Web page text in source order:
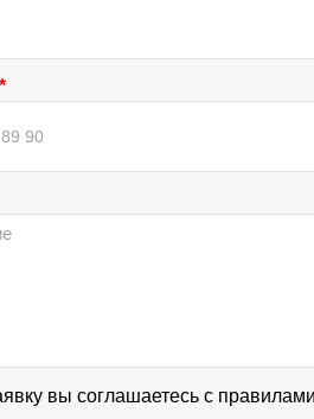
вы соглашаетесь с правилами